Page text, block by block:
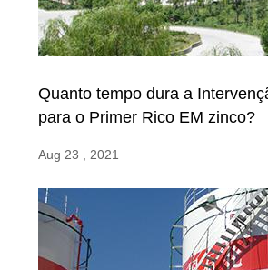
Quanto tempo dura a
para o Primer Rico EM zinco?
Aug 23 , 2021